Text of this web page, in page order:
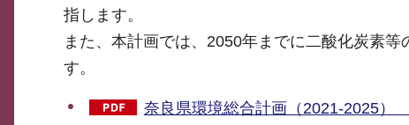
指します。
また、本計画では、2050年までに二酸化炭素
す。
奈良県環境総合計画（2021-2025）